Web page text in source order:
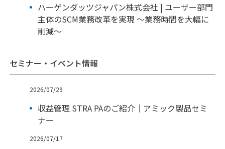
ハーゲンダッツジャパン株式会社 | ユーザー部門
主体のSCM業務改革を実現 ～業務時間を大幅に
削減～
セミナー・イベント情報
2026/07/29
収益管理 STRA PAのご紹介｜アミック製品セミ
ナー
2026/07/17